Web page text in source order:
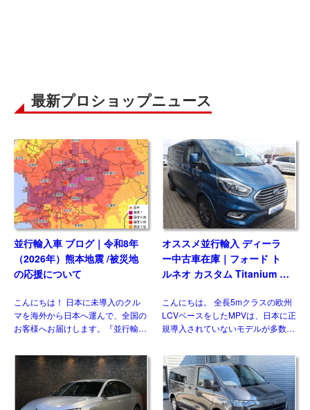
最新プロショップニュース
並行輸入車 ブログ｜令和8年
（2026年）熊本地震 /被災地
の応援について
こんにちは！ 日本に未導入のクル
マを海外から日本へ運んで、全国の
お客様へお届けします。『並行輸入
査、保険、保証などのお話はしてき
ました(過去ブログ参照)。今回は並
行輸入車 ブログ｜令和8年 […]
オススメ並行輸入 ディーラ
ー中古車在庫｜フォード ト
ルネオ カスタム Titanium X
左ハンドル
こんにちは。 全長5mクラスの欧州
LCVベースをしたMPVは、日本に正
規導入されていないモデルが多数を
トレーディング）でもお客様の問い
合わせおよび並行輸入実績の多いジ
ャンルのひとつです。& […]